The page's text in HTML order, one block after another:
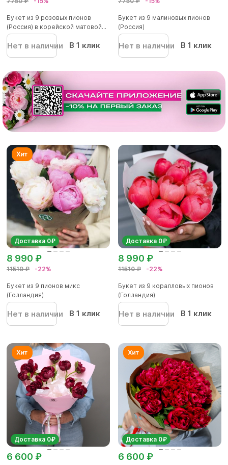
Букет из 9 розовых пионов
(Россия) в корейской матовой...
Нет в наличии В 1 клик
Букет из 9 малиновых пионов
(Россия)
Нет в наличии В 1 клик
Доставка 0₽
11510 ₽ -22%
8 990 ₽
Букет из 9 пионов микс
(Голландия)
Нет в наличии В 1 клик
Доставка 0₽
11510 ₽ -22%
8 990 ₽
Букет из 9 коралловых пионов
(Голландия)
Нет в наличии В 1 клик
Доставка 0₽
6 600 ₽
Доставка 0₽
6 600 ₽